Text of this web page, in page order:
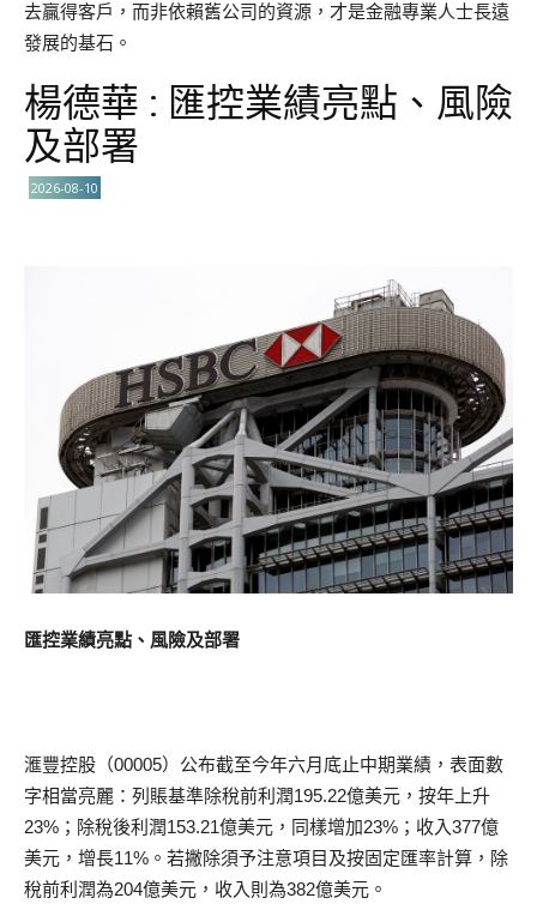
去贏得客戶，而非依賴舊公司的資源，才是金融專業人士長遠
發展的基石。
楊德華 : 匯控業績亮點、風險
及部署
2026-08-10
匯控業績亮點、風險及部署
滙豐控股（00005）公布截至今年六月底止中期業績，表面數
字相當亮麗：列賬基準除稅前利潤195.22億美元，按年上升
23%；除稅後利潤153.21億美元，同樣增加23%；收入377億
美元，增長11%。若撇除須予注意項目及按固定匯率計算，除
稅前利潤為204億美元，收入則為382億美元。